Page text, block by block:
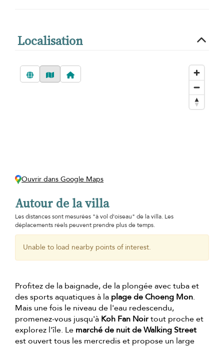
Localisation
Ouvrir dans Google Maps
Autour de la villa
Les distances sont mesurées "à vol d'oiseau" de la villa. Les
déplacements réels peuvent prendre plus de temps.
Unable to load nearby points of interest.
Profitez de la baignade, de la plongée avec tuba et
des sports aquatiques à la plage de Choeng Mon.
Mais une fois le niveau de l'eau redescendu,
promenez-vous jusqu'à Koh Fan Noirtout proche et
explorez l'île. Le marché de nuit de Walking Street
est ouvert tous les mercredis et propose un large